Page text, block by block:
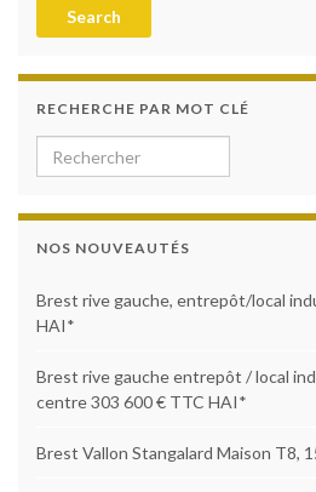
RECHERCHE PAR MOT CLÉ
NOS NOUVEAUTÉS
Brest rive gauche, entrepôt/local
HAI*
Brest rive gauche entrepôt / local
centre 303 600 € TTC HAI*
Brest Vallon Stangalard Maison T8,